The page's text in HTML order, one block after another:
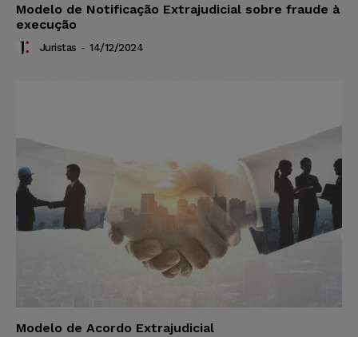
Modelo de Notificação Extrajudicial sobre fraude à
execução
Juristas - 14/12/2024
Modelo de Acordo Extrajudicial